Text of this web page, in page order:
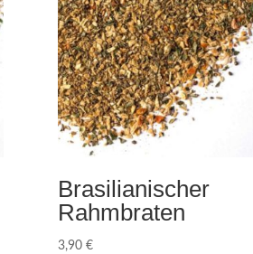
Brasilianischer
Rahmbraten
3,90 €